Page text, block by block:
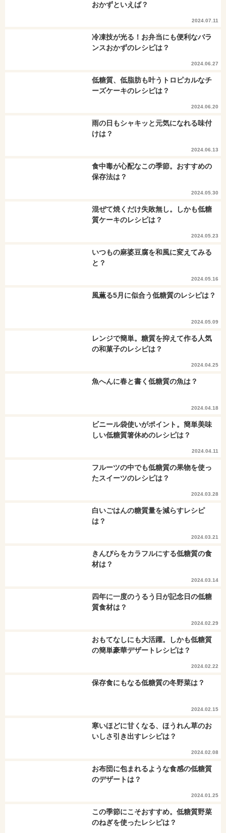
おかずといえば？
2024.07.11
冷凍技が光る！お弁当にも便利なバラ
ンスおかずのレシピは？
2024.06.27
低糖質、低脂肪も叶うトロピカルなチ
ーズケーキのレシピは？
2024.06.20
雨の日もシャキッと元気になれる味付
けは？
2024.06.13
食中毒が心配なこの季節。おすすめの
保存法は？
2024.05.30
混ぜて焼くだけ失敗無し。しかも低糖
質ケーキのレシピは？
2024.05.23
いつもの麻婆豆腐を和風に変えてみる
と？
2024.05.16
風薫る5月に似合う低糖質のレシピは？
2024.05.09
レンジで簡単。糖質を抑えて作る人気
の和菓子のレシピは？
2024.04.25
魚へんに春と書く低糖質の魚は？
2024.04.18
ビニール袋使いがポイント。簡単美味
しい低糖質箸休めのレシピは？
2024.04.11
フルーツの中でも低糖質の果物を使っ
たスイーツのレシピは？
2024.03.28
白いごはんの糖質量を減らすレシピ
は？
2024.03.21
きんぴらをカラフルにする低糖質の食
材は？
2024.03.14
四年に一度のうるう日が記念日の低糖
質食材は？
2024.02.29
おもてなしにも大活躍。しかも低糖質
の簡単豪華デザートレシピは？
2024.02.22
保存食にもなる低糖質の冬野菜は？
2024.02.15
寒いほどに甘くなる、ほうれん草のお
いしさ引き出すレシピは？
2024.02.08
お布団に包まれるような食感の低糖質
のデザートは？
2024.01.25
この季節にこそおすすめ。低糖質野菜
のねぎを使ったレシピは？